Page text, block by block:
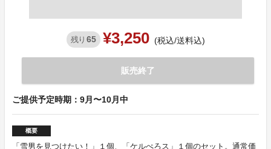
残り 65 ¥3,250 (税込/送料込)
販売終了
ご提供予定時期：9月〜10月中
概要
「雪男を見つけたい！」１個、「ケルぺろス」１個のセット。通常価